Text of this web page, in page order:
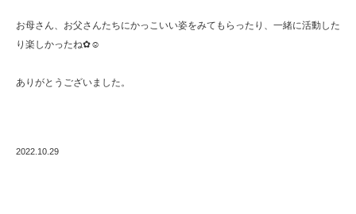
お母さん、お父さんたちにかっこいい姿をみてもらったり、一緒に活動した
り楽しかったね✿☺
ありがとうございました。
2022.10.29